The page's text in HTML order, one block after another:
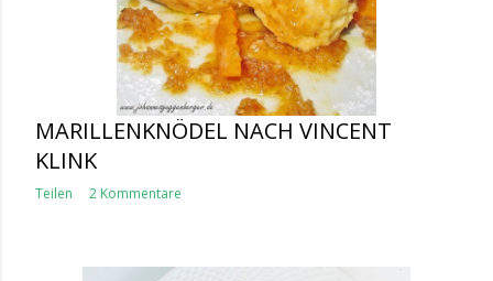
MARILLENKNÖDEL NACH VINCENT
KLINK
Teilen 2 Kommentare